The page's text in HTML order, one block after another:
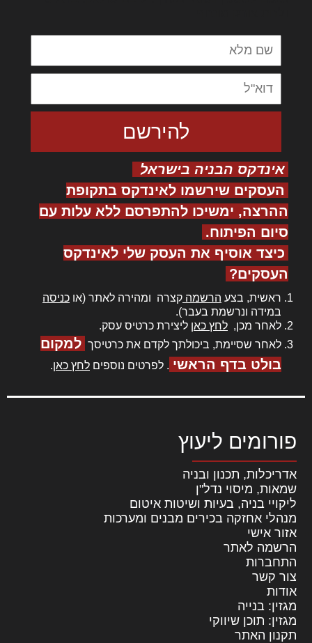
אינדקס הבניה בישראל
העסקים שירשמו לאינדקס בתקופת
ההרצה, ימשיכו להתפרסם ללא עלות עם
סיום הפיתוח.
כיצד אוסיף את העסק שלי לאינדקס
העסקים?
ראשית, בצע הרשמה קצרה ומהירה לאתר (או כניסה
במידה ונרשמת בעבר).
לאחר מכן, לחץ כאן ליצירת כרטיס עסק.
לאחר שסיימת, ביכולתך לקדם את כרטיסך למקום
בולט בדף הראשי . לפרטים נוספים לחץ כאן.
פורומים ליעוץ
אדריכלות, תכנון ובניה
שמאות, מיסוי נדל"ן
ליקויי בניה, בעיות ושיטות איטום
מנהלי אחזקה בכירים מבנים ומערכות
אזור אישי
הרשמה לאתר
התחברות
צור קשר
אודות
מגזין: בנייה
מגזין: תוכן שיווקי
תקנון האתר